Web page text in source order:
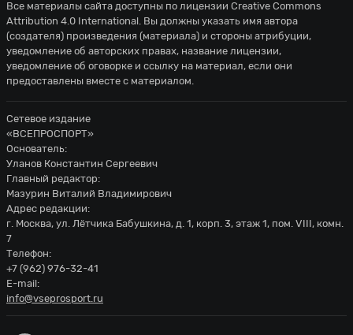
Все материалы сайта доступны по лицензии Creative Commons
Attribution 4.0 International. Вы должны указать имя автора
(создателя) произведения (материала) и стороны атрибуции,
уведомление об авторских правах, название лицензии,
уведомление об оговорке и ссылку на материал, если они
предоставлены вместе с материалом.
Сетевое издание
«ВСЕПРОСПОРТ»
Основатель:
Уланов Константин Сергеевич
Главный редактор:
Мазурин Виталий Владимирович
Адрес редакции:
г. Москва, ул. Лётчика Бабушкина, д. 1, корп. 3, этаж 1, пом. VIII, комн.
7
Телефон:
+7 (962) 976-32-41
E-mail:
info@vseprosport.ru